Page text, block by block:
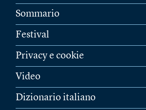
Sommario
Festival
Privacy e cookie
Video
Dizionario italiano